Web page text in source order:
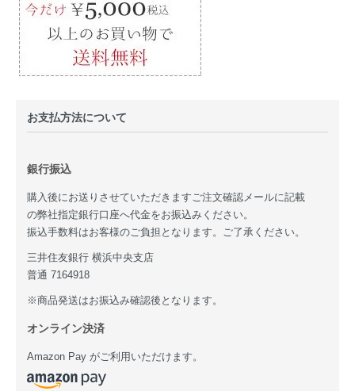
お支払方法について
銀行振込
購入後にお送りさせていただきますご注文確認メールに記載
の弊社指定銀行口座へ代金をお振込みください。
振込手数料はお客様のご負担となります。ご了承ください。
三井住友銀行 横浜中央支店
普通 7164918
※商品発送はお振込み確認後となります。
オンライン決済
Amazon Pay がご利用いただけます。